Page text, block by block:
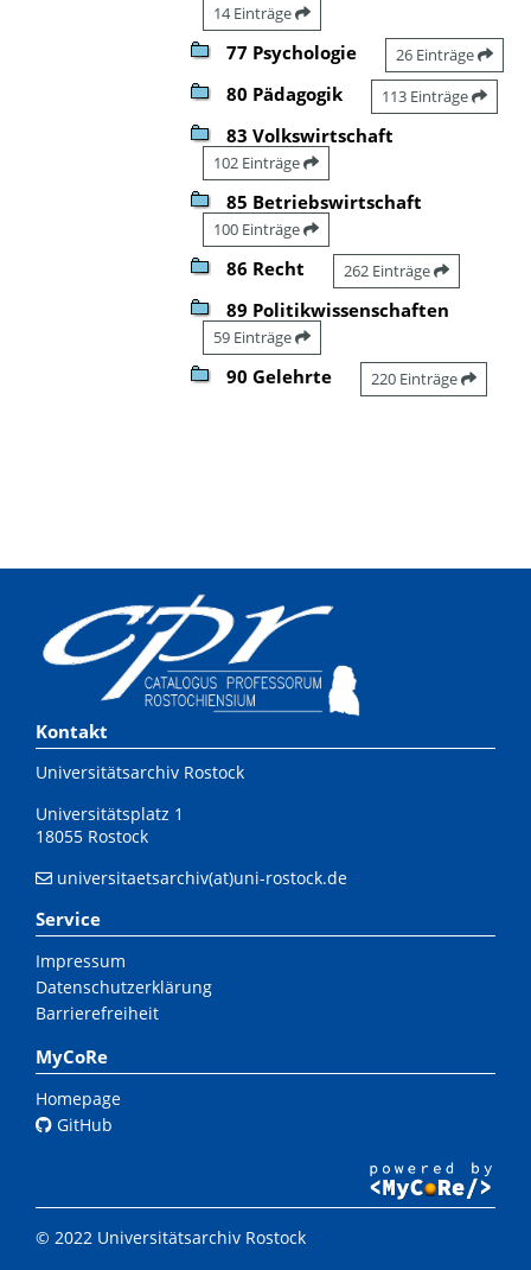
14 Einträge
77 Psychologie 26 Einträge
80 Pädagogik 113 Einträge
83 Volkswirtschaft
102 Einträge
85 Betriebswirtschaft
100 Einträge
86 Recht 262 Einträge
89 Politikwissenschaften
59 Einträge
90 Gelehrte 220 Einträge
Kontakt
Universitätsarchiv Rostock
Universitätsplatz 1
18055 Rostock
universitaetsarchiv(at)uni-rostock.de
Service
Impressum
Datenschutzerklärung
Barrierefreiheit
MyCoRe
Homepage
GitHub
© 2022 Universitätsarchiv Rostock